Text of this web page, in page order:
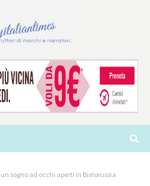
sogno ad occhi aperti in Bielorussia